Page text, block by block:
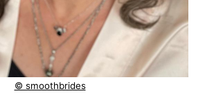
© smoothbrides